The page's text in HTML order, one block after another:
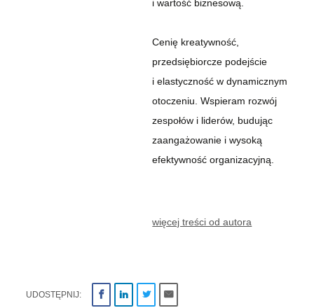
i wartość biznesową.
Cenię kreatywność,
przedsiębiorcze podejście
i elastyczność w dynamicznym
otoczeniu. Wspieram rozwój
zespołów i liderów, budując
zaangażowanie i wysoką
efektywność organizacyjną.
więcej treści od autora
UDOSTĘPNIJ: